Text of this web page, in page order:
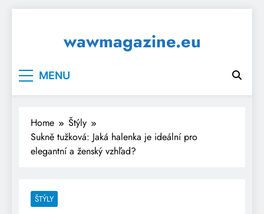
wawmagazine.eu
MENU
Home
Štýly
Sukně tužková: Jaká halenka je ideální pro
elegantní a ženský vzhľad?
ŠTÝLY